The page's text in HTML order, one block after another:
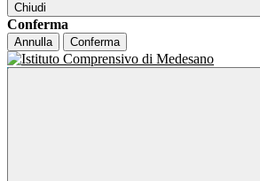
Chiudi
Conferma
Annulla Conferma